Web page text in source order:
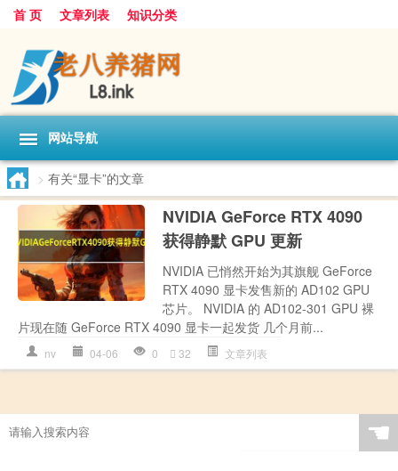
首 页 文章列表 知识分类
网站导航
> 有关“显卡”的文章
NVIDIA GeForce RTX 4090
获得静默 GPU 更新
NVIDIA 已悄然开始为其旗舰 GeForce
RTX 4090 显卡发售新的 AD102 GPU
芯片。 NVIDIA 的 AD102-301 GPU 裸
片现在随 GeForce RTX 4090 显卡一起发货 几个月前...
nv 04-06 0 32 文章列表
☚